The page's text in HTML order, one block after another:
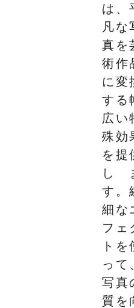
は、
凡な
真を
術作
に変
する
広い
殊効
を提
し
す。
細な
フェ
トを
って
写真
質を